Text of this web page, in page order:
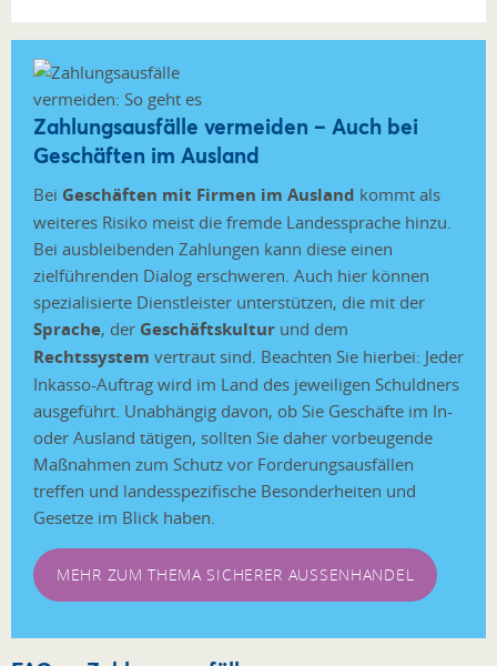
Zahlungsausfälle vermeiden – Auch bei
Geschäften im Ausland
Bei Geschäften mit Firmen im Ausland kommt als
weiteres Risiko meist die fremde Landessprache hinzu.
Bei ausbleibenden Zahlungen kann diese einen
zielführenden Dialog erschweren. Auch hier können
spezialisierte Dienstleister unterstützen, die mit der
Sprache, der Geschäftskultur und dem
Rechtssystem vertraut sind. Beachten Sie hierbei: Jeder
Inkasso-Auftrag wird im Land des jeweiligen Schuldners
ausgeführt. Unabhängig davon, ob Sie Geschäfte im In-
oder Ausland tätigen, sollten Sie daher vorbeugende
Maßnahmen zum Schutz vor Forderungsausfällen
treffen und landesspezifische Besonderheiten und
Gesetze im Blick haben.
MEHR ZUM THEMA SICHERER AUSSENHANDEL